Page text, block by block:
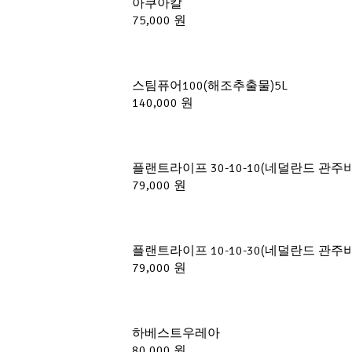
아쿠아칼
75,000 원
스팀퓨어100(해조추출물)5L
140,000 원
플랜트라이프 30-10-10(네덜란드 관주
79,000 원
플랜트라이프 10-10-30(네덜란드 관주
79,000 원
하베스트우레아